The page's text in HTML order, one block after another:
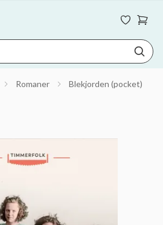
Romaner Blekjorden (pocket)